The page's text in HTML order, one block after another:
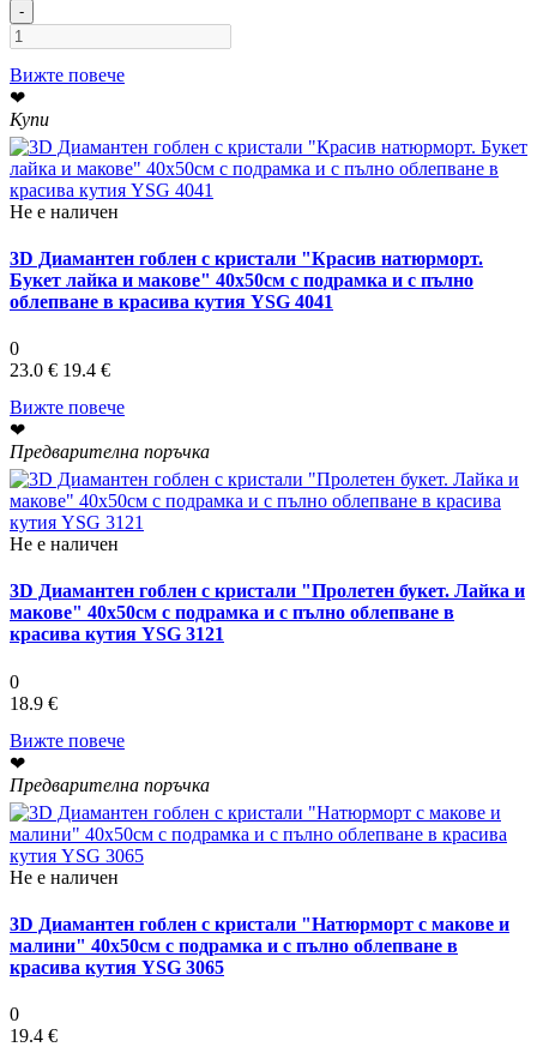
-
Вижте повече
❤
Купи
Не е наличен
3D Диамантен гоблен с кристали "Красив натюрморт.
Букет лайка и макове" 40х50см с подрамка и с пълно
облепване в красива кутия YSG 4041
0
23.0 € 19.4 €
Вижте повече
❤
Предварителна поръчка
Не е наличен
3D Диамантен гоблен с кристали "Пролетен букет. Лайка и
макове" 40х50см с подрамка и с пълно облепване в
красива кутия YSG 3121
0
18.9 €
Вижте повече
❤
Предварителна поръчка
Не е наличен
3D Диамантен гоблен с кристали "Натюрморт с макове и
малини" 40х50см с подрамка и с пълно облепване в
красива кутия YSG 3065
0
19.4 €